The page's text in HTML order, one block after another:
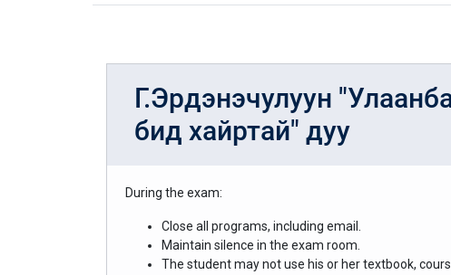
Г.Эрдэнэчулуун
бид хайртай" дуу
During the exam:
Close all programs, including email.
Maintain silence in the exam room.
The student may not use his or her textbook,